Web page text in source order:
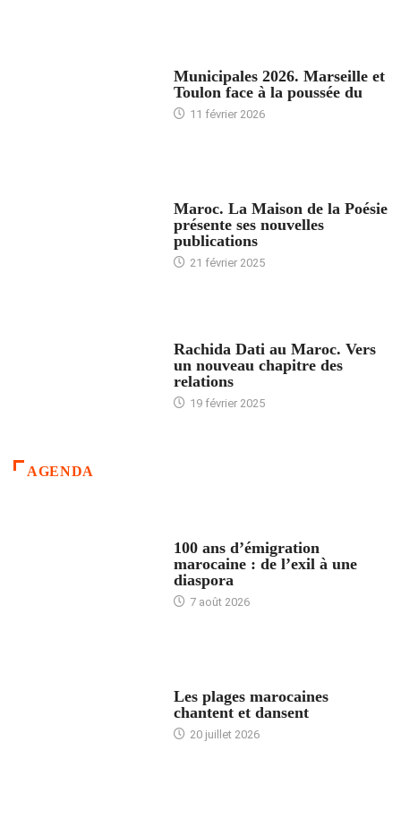
Municipales 2026. Marseille et
Toulon face à la poussée du
11 février 2026
Maroc. La Maison de la Poésie
présente ses nouvelles
publications
21 février 2025
Rachida Dati au Maroc. Vers
un nouveau chapitre des
relations
19 février 2025
AGENDA
100 ans d’émigration
marocaine : de l’exil à une
diaspora
7 août 2026
Les plages marocaines
chantent et dansent
20 juillet 2026